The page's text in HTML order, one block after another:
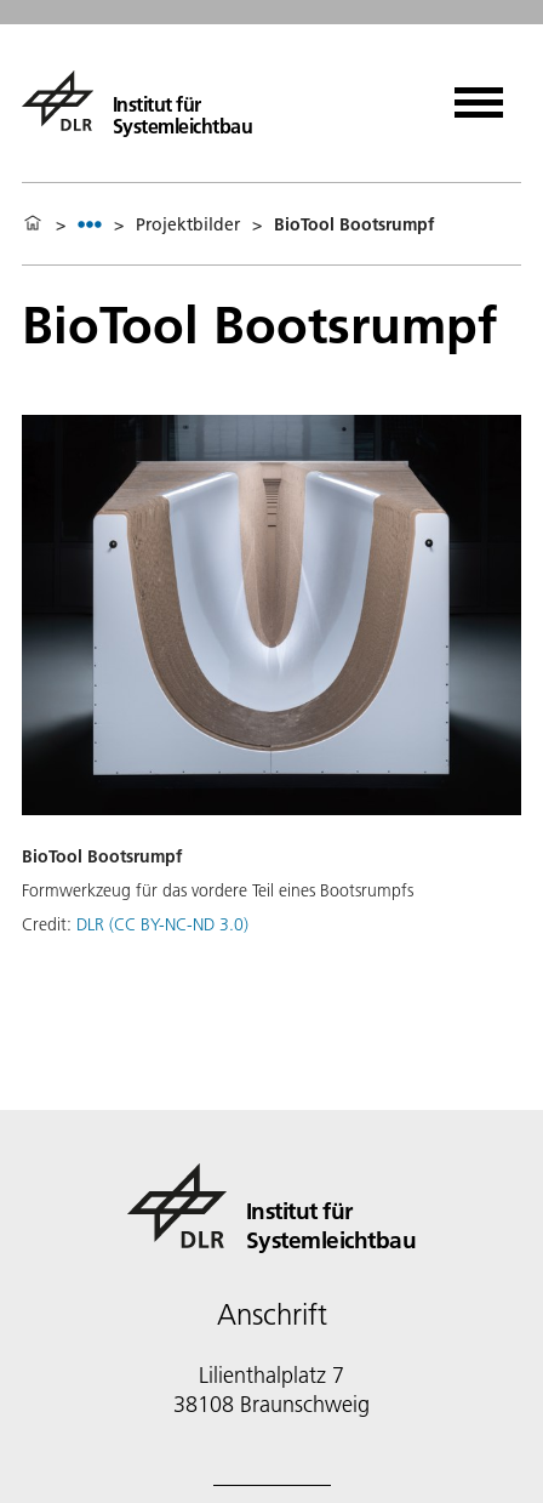
Institut für
Systemleichtbau
> > Projektbilder > BioTool Bootsrumpf
BioTool Bootsrumpf
BioTool Bootsrumpf
Formwerkzeug für das vordere Teil eines Bootsrumpfs
Credit: DLR (CC BY-NC-ND 3.0)
Institut für
Systemleichtbau
Anschrift
Lilienthalplatz 7
38108 Braunschweig